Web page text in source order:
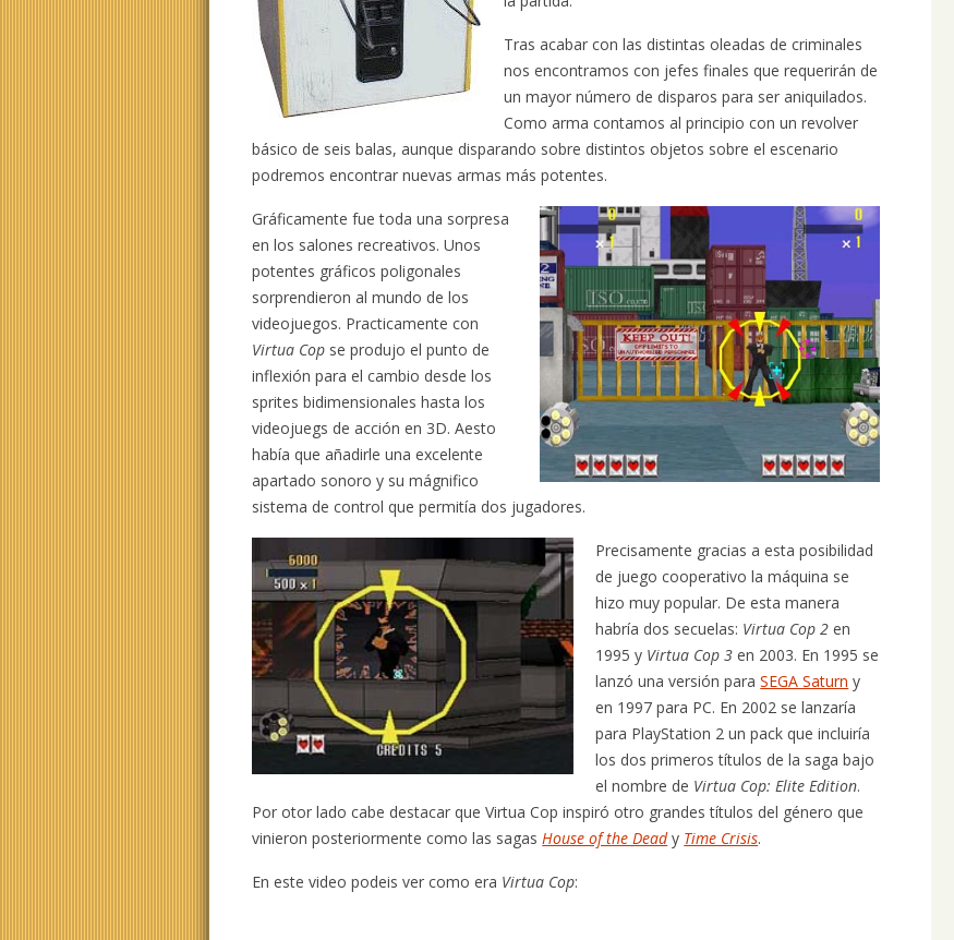
Tras acabar con las distintas oleadas de criminales
nos encontramos con jefes finales que requerirán de
un mayor número de disparos para ser aniquilados.
Como arma contamos al principio con un revolver
básico de seis balas, aunque disparando sobre distintos objetos sobre el escenario
podremos encontrar nuevas armas más potentes.
Gráficamente fue toda una sorpresa
en los salones recreativos. Unos
potentes gráficos poligonales
sorprendieron al mundo de los
videojuegos. Practicamente con
Virtua Cop se produjo el punto de
inflexión para el cambio desde los
sprites bidimensionales hasta los
videojuegs de acción en 3D. Aesto
había que añadirle una excelente
apartado sonoro y su mágnifico
sistema de control que permitía dos jugadores.
Precisamente gracias a esta posibilidad
de juego cooperativo la máquina se
hizo muy popular. De esta manera
habría dos secuelas: Virtua Cop 2 en
1995 y Virtua Cop 3 en 2003. En 1995 se
lanzó una versión paraSEGA Saturn y
en 1997 para PC. En 2002 se lanzaría
para PlayStation 2 un pack que incluiría
los dos primeros títulos de la saga bajo
el nombre de Virtua Cop: Elite Edition.
Por otor lado cabe destacar que Virtua Cop inspiró otro grandes títulos del género que
vinieron posteriormente como las sagas House of the Dead y Time Crisis.
En este video podeis ver como era Virtua Cop: